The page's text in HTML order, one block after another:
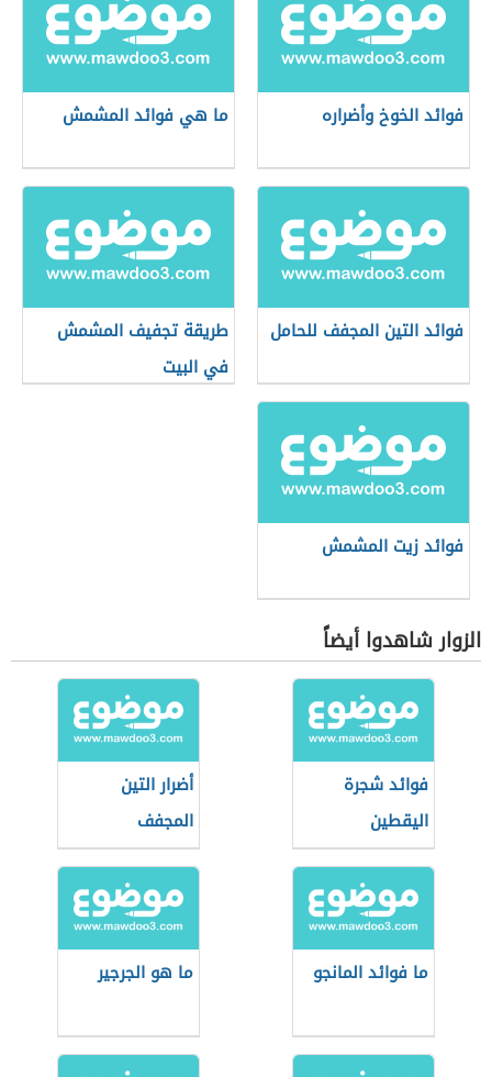
فوائد الخوخ وأضراره ما هي فوائد المشمش
فوائد التين المجفف للحامل
طريقة تجفيف المشمش
في البيت
فوائد زيت المشمش
الزوار شاهدوا أيضاً
فوائد شجرة
اليقطين
أضرار التين
المجفف
ما فوائد المانجو ما هو الجرجير